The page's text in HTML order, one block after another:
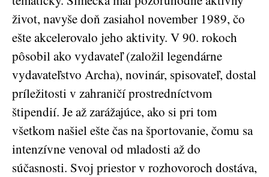
život, navyše doň zasiahol november 1989, čo
ešte akcelerovalo jeho aktivity. V 90. rokoch
pôsobil ako vydavateľ (založil legendárne
vydavateľstvo Archa), novinár, spisovateľ, dostal
príležitosti v zahraničí prostredníctvom
štipendií. Je až zarážajúce, ako si pri tom
všetkom našiel ešte čas na športovanie, čomu sa
intenzívne venoval od mladosti až do
súčasnosti. Svoj priestor v rozhovoroch dostáva,